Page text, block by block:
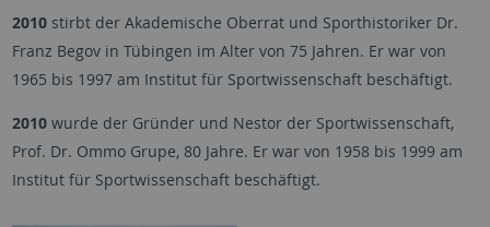
2010 stirbt der Akademische Oberrat und Sporthistoriker Dr.
Franz Begov in Tübingen im Alter von 75 Jahren. Er war von
1965 bis 1997 am Institut für Sportwissenschaft beschäftigt.
2010 wurde der Gründer und Nestor der Sportwissenschaft,
Prof. Dr. Ommo Grupe, 80 Jahre. Er war von 1958 bis 1999 am
Institut für Sportwissenschaft beschäftigt.